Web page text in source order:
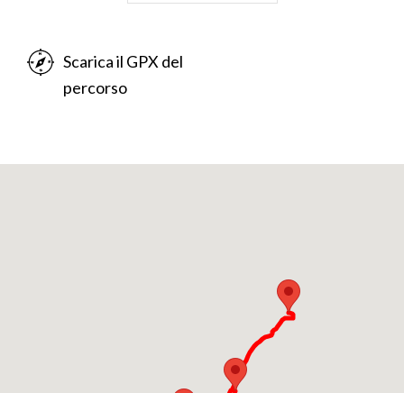
nell'angolo formato tra il fiume Oglio e la collina del
parco stesso.
: Palazzo Celeri-Martinengo torri e forno
Fusorio. Parrocchiale dei Santi Faustino e Giovita.
Grande tempio edificato a partire dal 1731.
Scarica il GPX del
percorso